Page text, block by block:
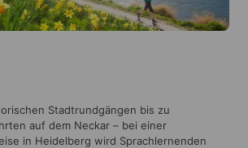
Stadtrundgängen bis zu
auf dem Neckar – bei einer
in Heidelberg wird Sprachlernenden